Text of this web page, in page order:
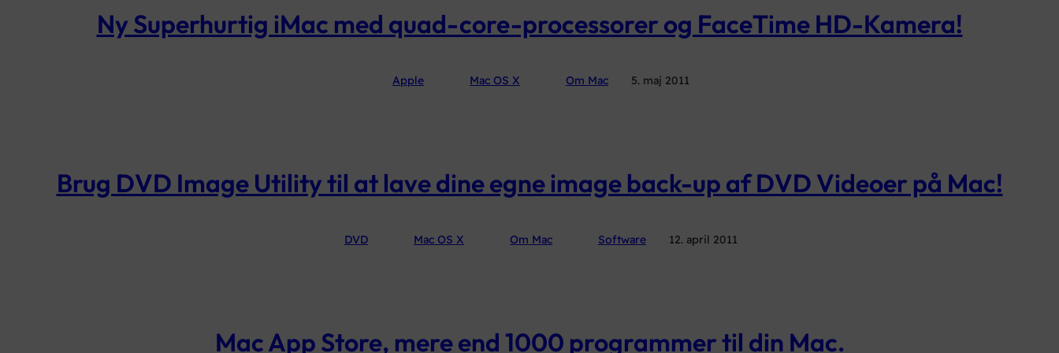
Ny Superhurtig iMac med quad-core-processorer og FaceTime HD-Kamera!
Apple Mac OS X Om Mac 5. maj 2011
Brug DVD Image Utility til at lave dine egne image back-up af DVD Videoer på Mac!
DVD Mac OS X Om Mac Software 12. april 2011
Mac App Store, mere end 1000 programmer til din Mac.